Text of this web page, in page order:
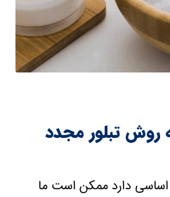
تبلور مجدد
دارد ممکن است ما